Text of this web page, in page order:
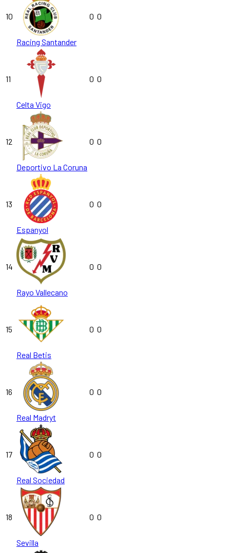
10
Racing Santander
0 0
11
Celta Vigo
0 0
12
Deportivo La Coruna
0 0
13
Espanyol
0 0
14
Rayo Vallecano
0 0
15
Real Betis
0 0
16
Real Madryt
0 0
17
Real Sociedad
0 0
18
Sevilla
0 0